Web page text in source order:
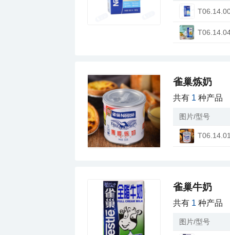
雀巢炼奶
共有 1 种产品
图片/型号
雀巢牛奶
共有 1 种产品
图片/型号